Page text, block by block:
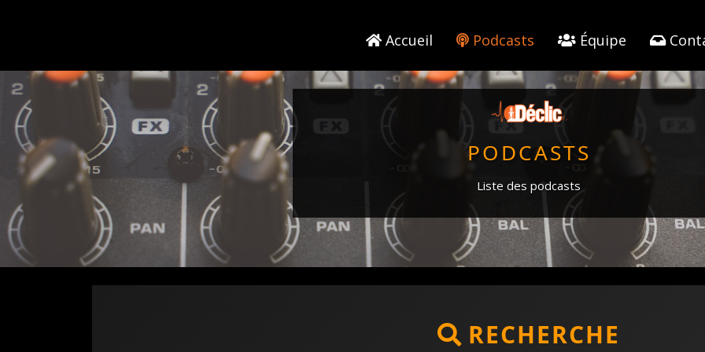
Accueil Podcasts Équipe
PODCASTS
Liste des podcasts
RECHERCHE